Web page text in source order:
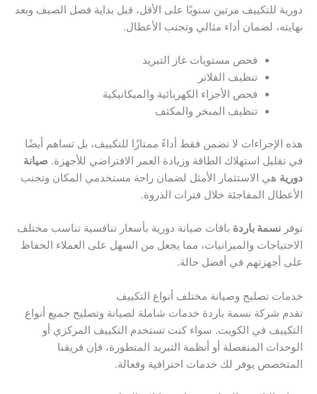
دورية للتكييف مرتين سنويًا على الأقل، قبل بداية فصل الصيف وبعد
نهايته، لضمان أداء مثالي وتجنب الأعطال.
فحص مستويات غاز التبريد
تنظيف الفلاتر
فحص الأجزاء الكهربائية والميكانيكية
تنظيف المبخر والمكثف
هذه الإجراءات لا تضمن فقط أداءً ممتازًا للتكييف، بل تساهم أيضًا
في تقليل استهلاك الطاقة وزيادة العمر الافتراضي للأجهزة. صيانة
دورية هي الاستثمار الأمثل لضمان راحة مستخدمي المكان وتجنب
الأعطال المفاجئة خلال فترات الذروة.
توفر نسمة باردة باقات صيانة دورية بأسعار تنافسية تناسب مختلف
الاحتياجات والميزانيات، مما يجعل من السهل على العملاء الحفاظ
على أجهزتهم في أفضل حالة.
خدمات تصليح وصيانة مختلف أنواع التكييف
تقدم شركة نسمة باردة خدمات شاملة لصيانة وتصليح جميع أنواع
التكييف في الكويت. سواء كنت تستخدم التكييف المركزي أو
الوحدات المنفصلة أو أنظمة التبريد المتطورة، فإن فريقنا
المتخصص يوفر لك خدمات احترافية وفعالة.